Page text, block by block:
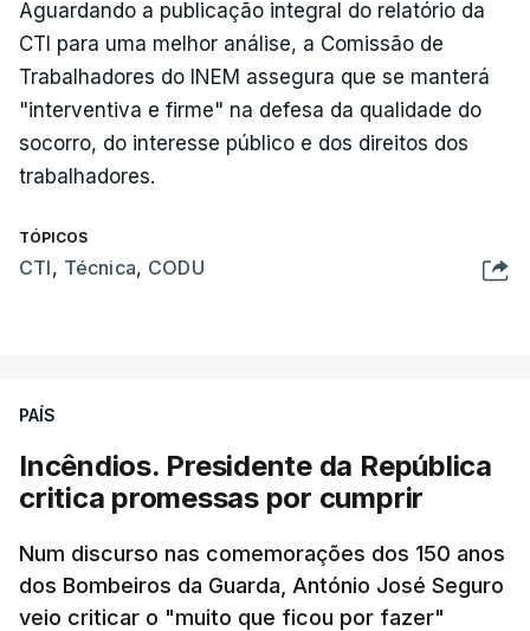
Aguardando a publicação integral do relatório da
CTI para uma melhor análise, a Comissão de
Trabalhadores do INEM assegura que se manterá
"interventiva e firme" na defesa da qualidade do
socorro, do interesse público e dos direitos dos
trabalhadores.
TÓPICOS
CTI, Técnica, CODU
PAÍS
Incêndios. Presidente da República
critica promessas por cumprir
Num discurso nas comemorações dos 150 anos
dos Bombeiros da Guarda, António José Seguro
veio criticar o "muito que ficou por fazer"